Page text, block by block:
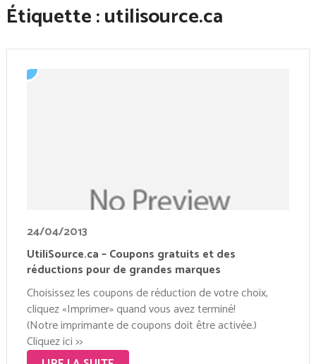
Étiquette :utilisource.ca
24/04/2013
UtiliSource.ca – Coupons gratuits et des
réductions pour de grandes marques
Choisissez les coupons de réduction de votre choix,
cliquez «Imprimer» quand vous avez terminé!
(Notre imprimante de coupons doit être activée.)
Cliquez ici >>